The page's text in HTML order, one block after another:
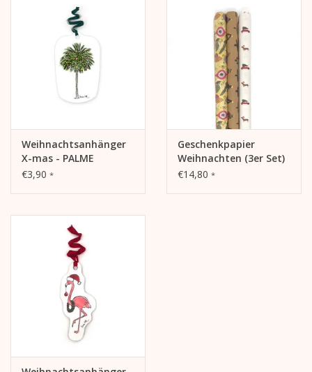
Weihnachtsanhänger
X-mas - PALME
€3,90 *
Geschenkpapier
Weihnachten (3er Set)
€14,80 *